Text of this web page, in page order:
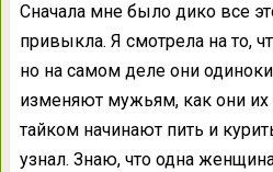
Сначала мне было дико все
привыкла. Я смотрела на то,
но на самом деле они
изменяют мужьям, как они
тайком начинают пить и
узнал. Знаю, что одна